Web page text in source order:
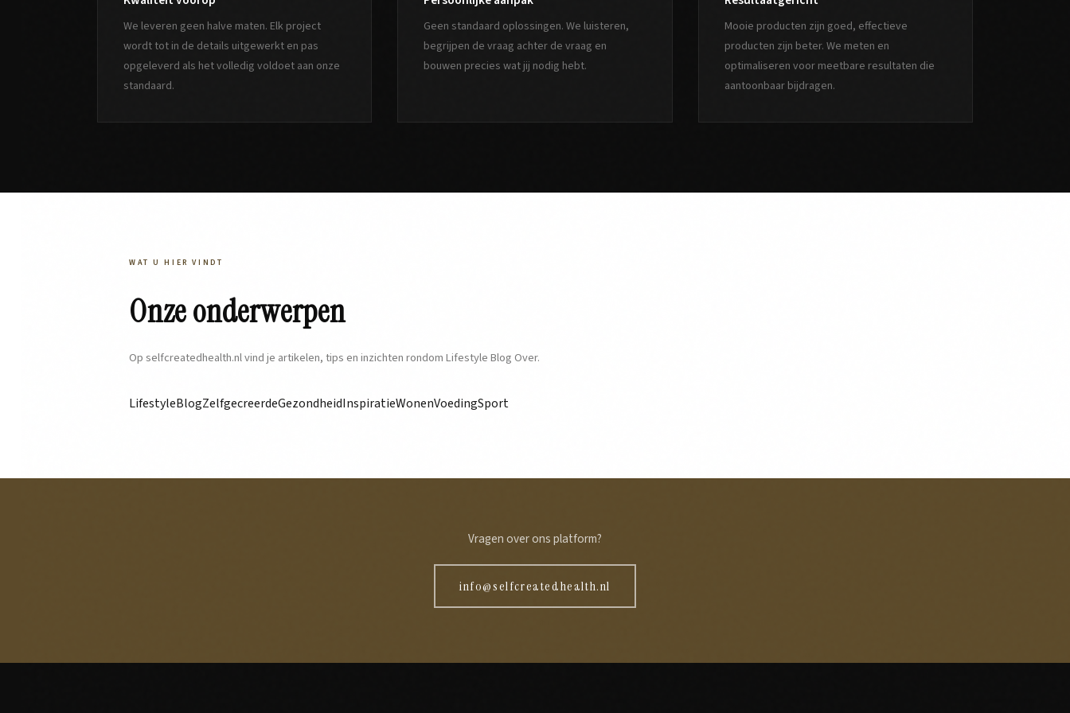
We leveren geen halve maten. Elk project
wordt tot in de details uitgewerkt en pas
opgeleverd als het volledig voldoet aan onze
standaard.
Geen standaard oplossingen. We luisteren,
begrijpen de vraag achter de vraag en
bouwen precies wat jij nodig hebt.
Mooie producten zijn goed, effectieve
producten zijn beter. We meten en
optimaliseren voor meetbare resultaten die
aantoonbaar bijdragen.
WAT U HIER VINDT
Onze onderwerpen
Op selfcreatedhealth.nl vind je artikelen, tips en inzichten rondom Lifestyle Blog Over.
LifestyleBlogZelfgecreerdeGezondheidInspiratieWonenVoedingSport
Vragen over ons platform?
info@selfcreatedhealth.nl